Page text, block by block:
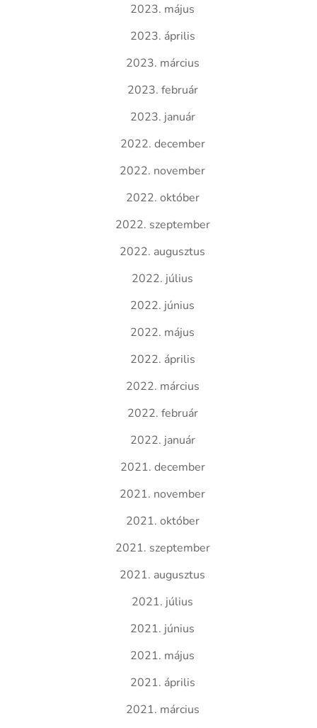
2023. május
2023. április
2023. március
2023. február
2023. január
2022. december
2022. november
2022. október
2022. szeptember
2022. augusztus
2022. július
2022. június
2022. május
2022. április
2022. március
2022. február
2022. január
2021. december
2021. november
2021. október
2021. szeptember
2021. augusztus
2021. július
2021. június
2021. május
2021. április
2021. március